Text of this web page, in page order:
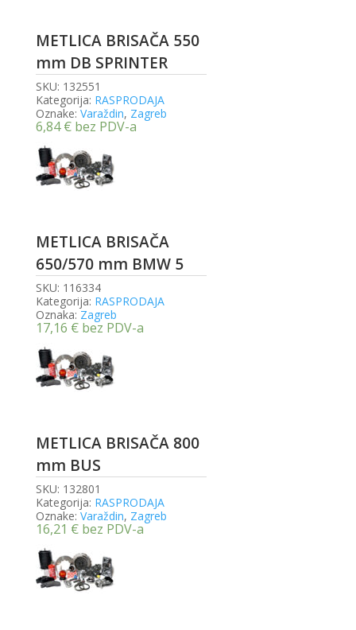
METLICA BRISAČA 550
mm DB SPRINTER
SKU: 132551
Kategorija: RASPRODAJA
Oznake: Varaždin, Zagreb
6,84€ bez PDV-a
METLICA BRISAČA
650/570 mm BMW 5
SKU: 116334
Kategorija: RASPRODAJA
Oznaka: Zagreb
17,16 € bez PDV-a
METLICA BRISAČA 800
mm BUS
SKU: 132801
Kategorija: RASPRODAJA
Oznake: Varaždin, Zagreb
16,21 € bez PDV-a